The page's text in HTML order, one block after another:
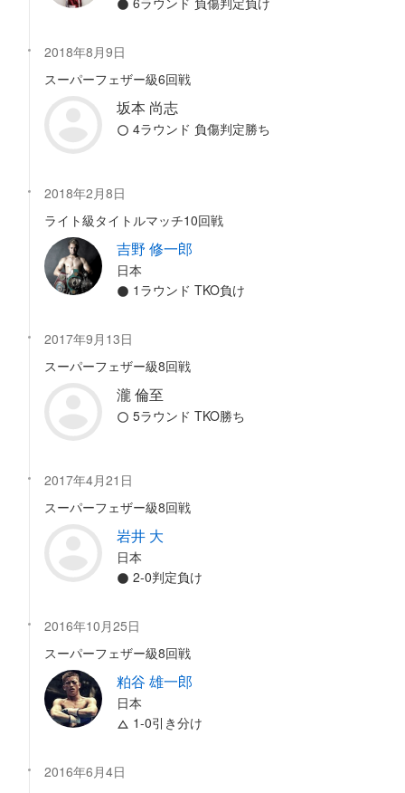
2018年8月9日
スーパーフェザー級6回戦
坂本 尚志
4ラウンド 負傷判定勝ち
2018年2月8日
ライト級タイトルマッチ10回戦
吉野 修一郎
日本
1ラウンド TKO負け
2017年9月13日
スーパーフェザー級8回戦
瀧 倫至
5ラウンド TKO勝ち
2017年4月21日
スーパーフェザー級8回戦
岩井 大
日本
2-0判定負け
2016年10月25日
スーパーフェザー級8回戦
粕谷 雄一郎
日本
1-0引き分け
2016年6月4日